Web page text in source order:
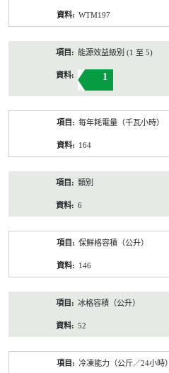
WTM197
能源效益級別 (1 至 5)
1
每年耗電量（千瓦小時）
164
類別
6
保鮮格容積（公升）
146
冰格容積（公升）
52
冷凍能力（公斤／24小時）